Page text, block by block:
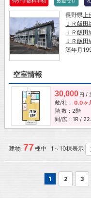
長野県
ＪＲ飯田
ＪＲ飯田
ＪＲ飯田
築年月
空室情報
30,000 円 /
敷/礼： 0.0ヶ
階 数：2階
間/広：1R /
建物 77棟中 1～10棟表示
1 2 3